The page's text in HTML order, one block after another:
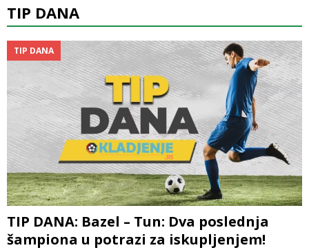
TIP DANA
TIP DANA
TIP DANA: Bazel – Tun: Dva poslednja
šampiona u potrazi za iskupljenjem!